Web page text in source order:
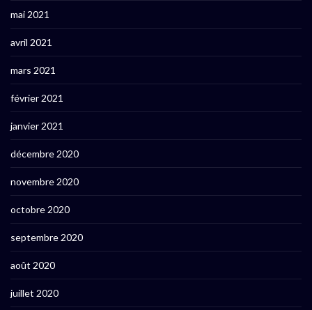
mai 2021
avril 2021
mars 2021
février 2021
janvier 2021
décembre 2020
novembre 2020
octobre 2020
septembre 2020
août 2020
juillet 2020